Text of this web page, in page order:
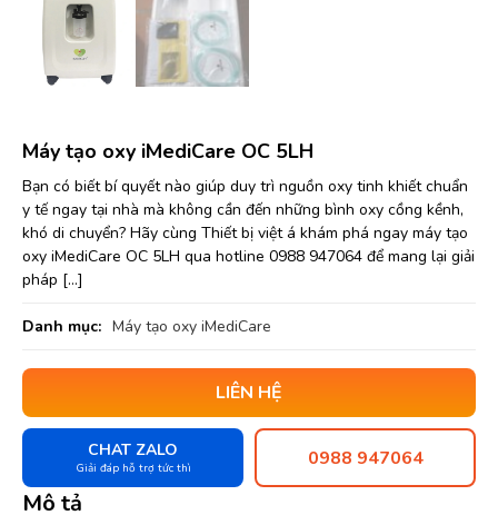
Máy tạo oxy iMediCare OC 5LH
Bạn có biết bí quyết nào giúp duy trì nguồn oxy tinh khiết chuẩn
y tế ngay tại nhà mà không cần đến những bình oxy cồng kềnh,
khó di chuyển? Hãy cùng Thiết bị việt á khám phá ngay máy tạo
oxy iMediCare OC 5LH qua hotline 0988 947064 để mang lại giải
pháp […]
Danh mục: Máy tạo oxy iMediCare
LIÊN HỆ
CHAT ZALO
Giải đáp hỗ trợ tức thì 0988 947064
Mô tả